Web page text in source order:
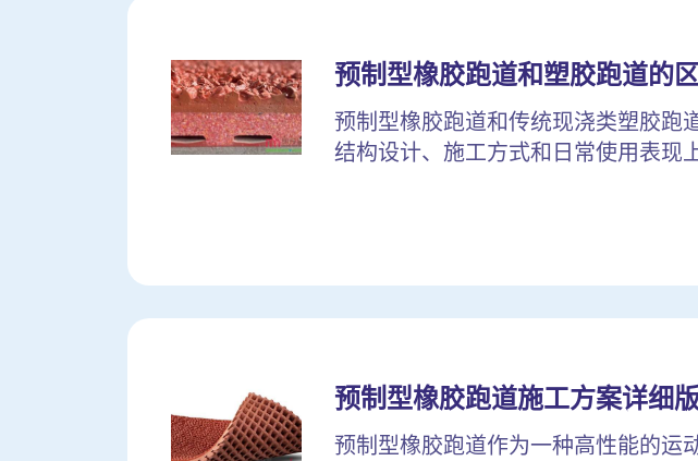
预制型橡胶跑道和塑胶跑道的
预制型橡胶跑道和传统现浇类塑胶跑
结构设计、施工方式和日常使用表现
预制型橡胶跑道施工方案详细
预制型橡胶跑道作为一种高性能的运